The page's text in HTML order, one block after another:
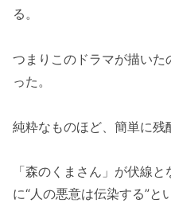
る。
つまりこのドラマが描いた
った。
純粋なものほど、簡単に残
「森のくまさん」が伏線
に“人の悪意は伝染する”と